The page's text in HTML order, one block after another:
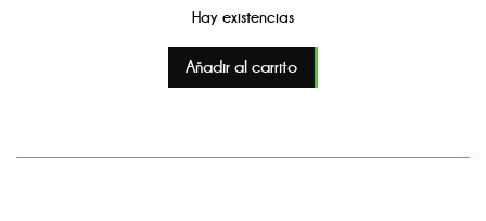
Hay existencias
Añadir al carrito